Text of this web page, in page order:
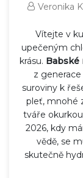
Veronika
Vítejte v
upečeným
krásu. Babské
z
suroviny k
pleť, mnohé
tváře
2026, kdy
vědě, se
skutečně